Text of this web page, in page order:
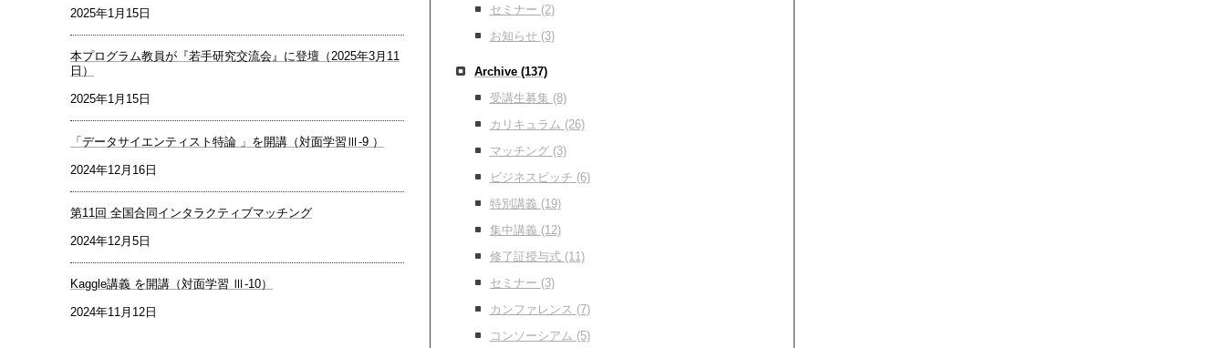
2025年1月15日
本プログラム教員が『若手研究交流会』に登壇（2025年3月11
日）
2025年1月15日
「データサイエンティスト特論 」を開講（対面学習Ⅲ-9 ）
2024年12月16日
第11回 全国合同インタラクティブマッチング
2024年12月5日
Kaggle講義 を開講（対面学習 Ⅲ-10）
2024年11月12日
セミナー (2)
お知らせ (3)
Archive (137)
受講生募集 (8)
カリキュラム (26)
マッチング (3)
ビジネスピッチ (6)
特別講義 (19)
集中講義 (12)
修了証授与式 (11)
セミナー (3)
カンファレンス (7)
コンソーシアム (5)